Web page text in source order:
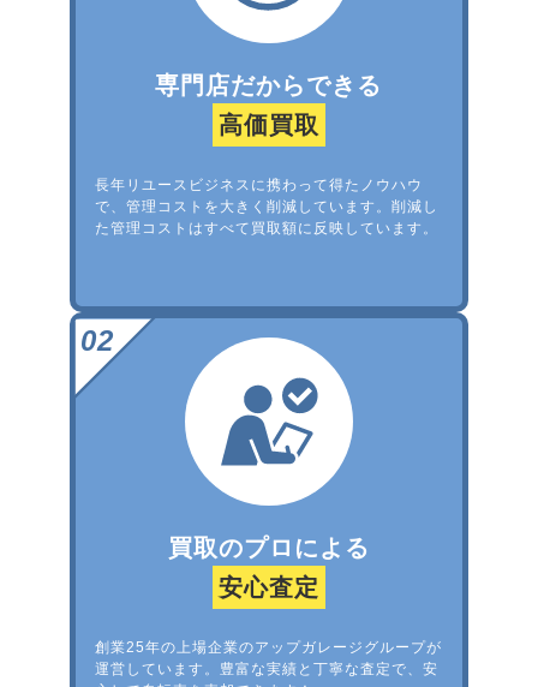
専門店だからできる
高価買取
長年リユースビジネスに携わって得たノウハウ
で、管理コストを大きく削減しています。削減し
た管理コストはすべて買取額に反映しています。
買取のプロによる
安心査定
創業25年の上場企業のアップガレージグループが
運営しています。豊富な実績と丁寧な査定で、安